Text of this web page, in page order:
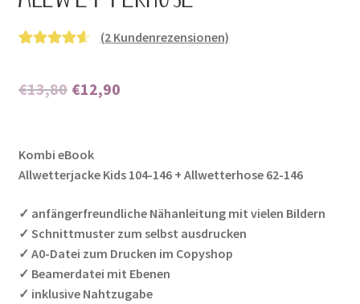
basierend
ertungen
(2 Kundenrezensionen)
€13,80 Ursprünglicher
war:
€13,80
€12,90Aktueller
€12,90.
Kombi eBook
Allwetterjacke Kids 104-146 + Allwetterhose 62-146
✓ anfängerfreundliche Nähanleitung mit vielen Bildern
✓ Schnittmuster zum selbst ausdrucken
✓ A0-Datei zum Drucken im Copyshop
✓ Beamerdatei mit Ebenen
✓ inklusive Nahtzugabe